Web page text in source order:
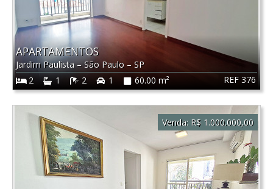
REF 376
APARTAMENTOS
Jardim Paulista–São Paulo – SP
2
1 2 1 60.00 m²
Venda: R$ 1.000.000,00